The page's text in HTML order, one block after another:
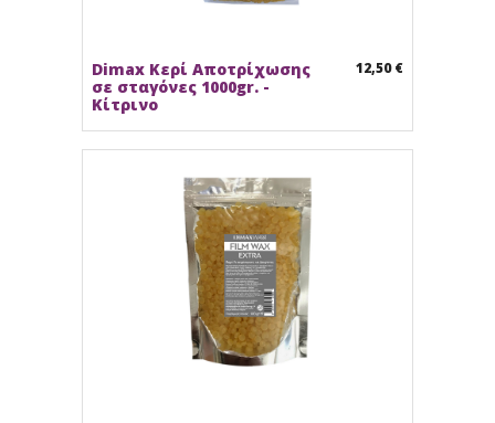
Dimax Κερί Αποτρίχωσης
σε σταγόνες 1000gr. -
Κίτρινο
12,50 €